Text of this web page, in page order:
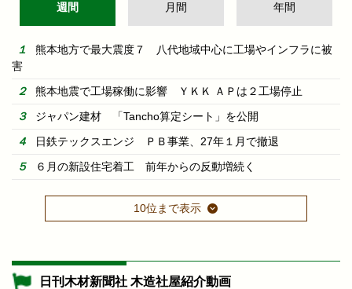
週間 月間 年間
熊本地方で最大震度７ 八代地域中心に工場やインフラに被
害
熊本地震で工場稼働に影響 ＹＫＫ ＡＰは２工場停止
ジャパン建材 「Tancho算定シート」を公開
日鉄テックスエンジ ＰＢ事業、27年１月で撤退
６月の新設住宅着工 前年からの反動増続く
10位まで表示
日刊木材新聞社 木造社屋紹介動画